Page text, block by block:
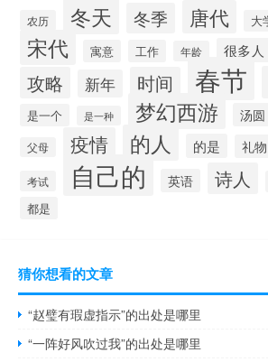
农历 冬天 冬季 唐代 大
宋代 寓意 工作 年龄 很多人
攻略 新年 时间 春节
是一个 是一种 梦幻西游 汤圆
父母 疫情 的人 的是 礼物
考试 自己的 英语 诗人
都是
猜你想看的文章
“赵璧有瑕虚指示”的出处是哪里
“一阵好风吹过我”的出处是哪里